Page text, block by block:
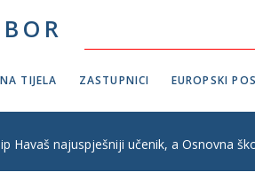
TIJELA ZASTUPNICI EUROPSKI
Havaš najuspješniji učenik, a Osnovna